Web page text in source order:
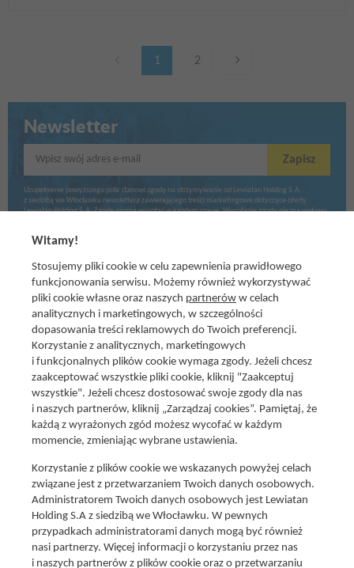
1 2
Newsletter
Wpisz swój adres e-mail Zapisz
Uzupełnienie powyższego pola stanowi zgodę na otrzymywanie od Lewiatan Holding S.A.
z siedzibą we Włocławku newslettera zawierającego treści marketingowe dotyczące oferty
Lewiatan Holding S.A. Zgodę można wycofać w każdym czasie. Wycofanie zgody nie ma wpływu
Social media
Znajdź nas na:
Promocje i oferty
Aktualna gazetka
Gotuję z Lewiatanem
Znajdź sklep
Aplikacja Mój Lewiatan
Karta Mój Lewiatan
Witamy!
Stosujemy pliki cookie w celu zapewnienia prawidłowego
funkcjonowania serwisu. Możemy również wykorzystywać
pliki cookie własne oraz naszych partnerów w celach
analitycznych i marketingowych, w szczególności
dopasowania treści reklamowych do Twoich preferencji.
Korzystanie z analitycznych, marketingowych
i funkcjonalnych plików cookie wymaga zgody. Jeżeli chcesz
zaakceptować wszystkie pliki cookie, kliknij "Zaakceptuj
wszystkie". Jeżeli chcesz dostosować swoje zgody dla nas
i naszych partnerów, kliknij „Zarządzaj cookies”. Pamiętaj, że
każdą z wyrażonych zgód możesz wycofać w każdym
momencie, zmieniając wybrane ustawienia.
Korzystanie z plików cookie we wskazanych powyżej celach
związane jest z przetwarzaniem Twoich danych osobowych.
Administratorem Twoich danych osobowych jest Lewiatan
Holding S.A z siedzibą we Włocławku. W pewnych
przypadkach administratorami danych mogą być również
nasi partnerzy. Więcej informacji o korzystaniu przez nas
i naszych partnerów z plików cookie oraz o przetwarzaniu